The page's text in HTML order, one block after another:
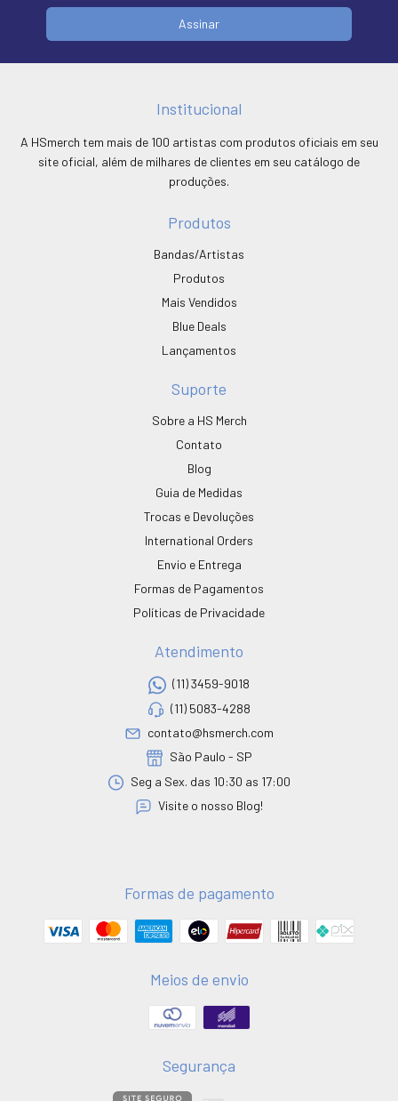
Institucional
A HSmerch tem mais de 100 artistas com produtos oficiais em seu
site oficial, além de milhares de clientes em seu catálogo de
produções.
Produtos
Bandas/Artistas
Produtos
Mais Vendidos
Blue Deals
Lançamentos
Suporte
Sobre a HS Merch
Contato
Blog
Guia de Medidas
Trocas e Devoluções
International Orders
Envio e Entrega
Formas de Pagamentos
Políticas de Privacidade
Atendimento
(11) 3459-9018
(11) 5083-4288
contato@hsmerch.com
São Paulo - SP
Seg a Sex. das 10:30 as 17:00
Visite o nosso Blog!
Formas de pagamento
Meios de envio
Segurança